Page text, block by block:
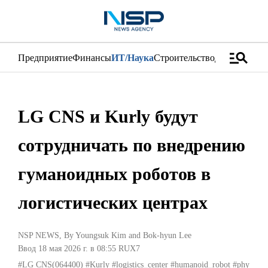
ПредприятиеФинансыИТ/НаукаСтроительство manage_search
LG CNS и Kurly будут
сотрудничать по внедрению
гуманоидных роботов в
логистических центрах
NSP NEWS, By Youngsuk Kim and Bok-hyun Lee
Ввод 18 мая 2026 г. в 08:55 RUX7
#LG CNS(064400) #Kurly #logistics_center #humanoid_robot #phy